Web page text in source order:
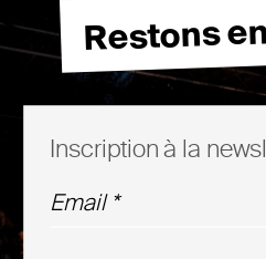
Restons
Inscription à la